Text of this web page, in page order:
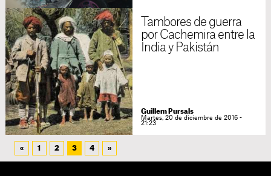
Tambores de guerra
por Cachemira entre la
India y Pakistán
Guillem Pursals
Martes, 20 de diciembre de 2016 -
21:23
« 1 2 3 4 »